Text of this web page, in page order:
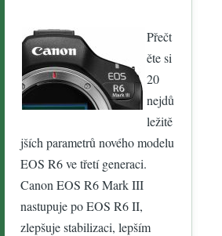
Přečt
ěte si
20
nejdů
ležitě
jších parametrů nového modelu
EOS R6 ve třetí generaci.
Canon EOS R6 Mark III
nastupuje po EOS R6 II,
zlepšuje stabilizaci, lepším